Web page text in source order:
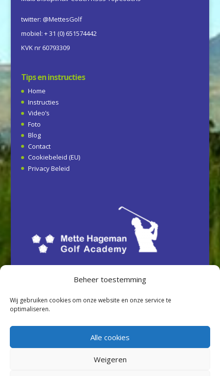
Beheer toestemming
Wij gebruiken cookies om onze website en onze service te
optimaliseren.
Alle cookies
Weigeren
twitter: @MettesGolf
mobiel: + 31 (0) 651574442
KVK nr 60793309
Tips en instructies
Home
Instructies
Video’s
Foto
Blog
Contact
Cookiebeleid (EU)
Privacy Beleid